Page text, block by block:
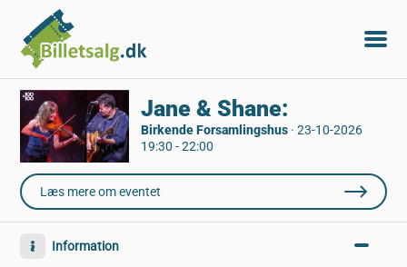
Jane & Shane:
Birkende Forsamlingshus· 23-10-2026
19:30 - 22:00
Læs mere om eventet
Information